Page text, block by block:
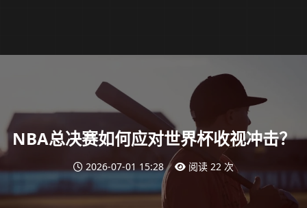
NBA总决赛如何应对世界杯收视冲击？
2026-07-01 15:28 阅读 22 次